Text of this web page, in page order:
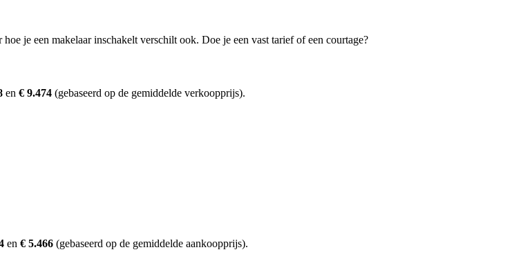
je een makelaar inschakelt verschilt ook. Doe je een vast tarief of een courtage?
en € 9.474 (gebaseerd op de gemiddelde verkoopprijs).
en € 5.466 (gebaseerd op de gemiddelde aankoopprijs).